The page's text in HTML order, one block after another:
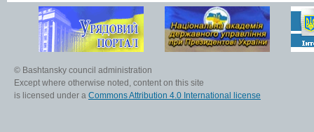
© Bashtansky council administration
Except where otherwise noted, content on this site
is licensed under a Commons Attribution 4.0 International license